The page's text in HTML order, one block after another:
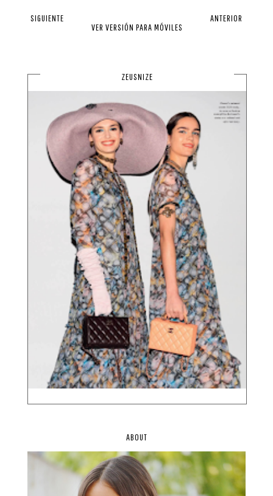
SIGUIENTE
ANTERIOR
VER VERSIÓN PARA MÓVILES
ZEUSNIZE
ABOUT